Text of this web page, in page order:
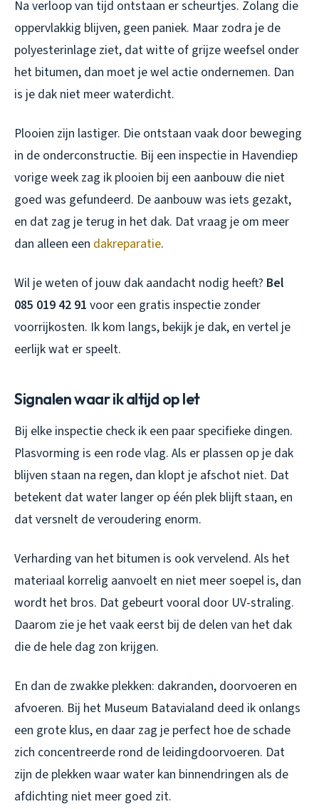
Na verloop van tijd ontstaan er scheurtjes. Zolang die
oppervlakkig blijven, geen paniek. Maar zodra je de
polyesterinlage ziet, dat witte of grijze weefsel onder
het bitumen, dan moet je wel actie ondernemen. Dan
is je dak niet meer waterdicht.
Plooien zijn lastiger. Die ontstaan vaak door beweging
in de onderconstructie. Bij een inspectie in Havendiep
vorige week zag ik plooien bij een aanbouw die niet
goed was gefundeerd. De aanbouw was iets gezakt,
en dat zag je terug in het dak. Dat vraag je om meer
dan alleen een dakreparatie.
Wil je weten of jouw dak aandacht nodig heeft? Bel
085 019 42 91 voor een gratis inspectie zonder
voorrijkosten. Ik kom langs, bekijk je dak, en vertel je
eerlijk wat er speelt.
Signalen waar ik altijd op let
Bij elke inspectie check ik een paar specifieke dingen.
Plasvorming is een rode vlag. Als er plassen op je dak
blijven staan na regen, dan klopt je afschot niet. Dat
betekent dat water langer op één plek blijft staan, en
dat versnelt de veroudering enorm.
Verharding van het bitumen is ook vervelend. Als het
materiaal korrelig aanvoelt en niet meer soepel is, dan
wordt het bros. Dat gebeurt vooral door UV-straling.
Daarom zie je het vaak eerst bij de delen van het dak
die de hele dag zon krijgen.
En dan de zwakke plekken: dakranden, doorvoeren en
afvoeren. Bij het Museum Batavialand deed ik onlangs
een grote klus, en daar zag je perfect hoe de schade
zich concentreerde rond de leidingdoorvoeren. Dat
zijn de plekken waar water kan binnendringen als de
afdichting niet meer goed zit.